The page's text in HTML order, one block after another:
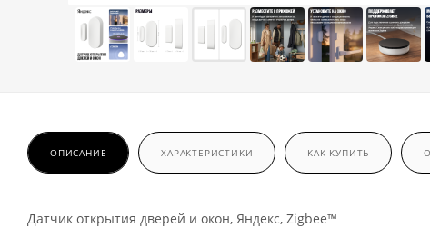
ОПИСАНИЕ ХАРАКТЕРИСТИКИ КАК КУПИТЬ
Датчик открытия дверей и окон, Яндекс, Zigbee™